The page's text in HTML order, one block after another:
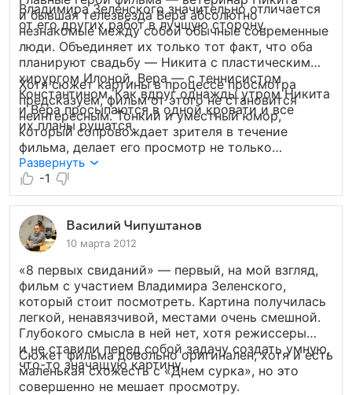
Владимира Зеленского значительно отличается
от его других работ в лучшую сторону.
и бывшая телезвезда Вера абсолютно
незнакомые между собой обычные современные
люди. Объединяет их только тот факт, что оба
планируют свадьбу — Никита с пластическим
хирургом Илоной, Вера — с теннисистом
Константином. Как вдруг однажды утром Никита
и Вера просыпаются в одной кровати и все
их планы рушатся.
Хотя сюжет картины в процессе просмотра
предсказуем, фильм от этого не становится
неинтересным. Тонкий и уместный юмор,
который сопровождает зрителя в течение
фильма, делает его просмотр не только
приятным, но и веселым. Если Вы являетесь
ценителем романтических фильмов о любви
и отношениях, и у Вас есть чувство юмора,
фильм «8 первых свиданий» отлично подойдет
под Ваш вкус. Легкая, беззаботная и праздничная
комедия — хороший вариант совместного
времяпрепровождения с любимым человеком.
Развернуть
-1
Василий Чипуштанов
10 марта 2012
«8 первых свиданий» — первый, на мой взгляд,
фильм с участием Владимира Зеленского,
который стоит посмотреть. Картина получилась
легкой, ненавязчивой, местами очень смешной.
Глубокого смысла в ней нет, хотя режиссеры
и не ставили перед собой задачу создать умную,
что-то значащую картину.
Сюжет фильма довольно оригинален, хотя и есть
маленькая схожесть с «Днем сурка», но это
совершенно не мешает просмотру.